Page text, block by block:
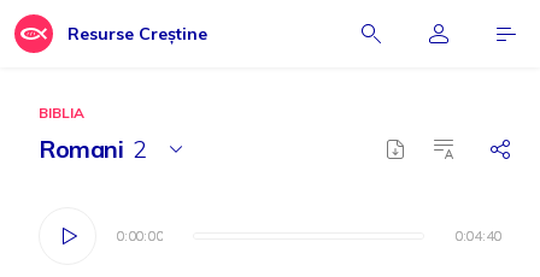
Resurse Creștine
BIBLIA
Romani 2
0:00:00 0:04:40
0:00:00 0:04:40